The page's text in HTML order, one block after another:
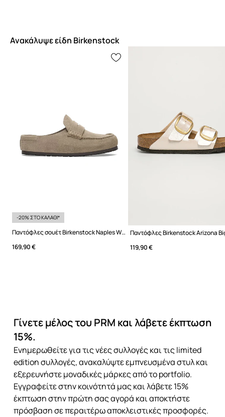
Ανακάλυψε είδη Birkenstock
-20% ΣΤΟ ΚΑΛΑΘΙ*
Παντόφλες σουέτ Birkenstock Naples Wrapped LEVE
169,90 €
119,90 €
Γίνετε μέλος του PRM και λάβετε έκπτωση
15%.
Ενημερωθείτε για τις νέες συλλογές και τις limited
edition συλλογές, ανακαλύψτε εμπνευσμένα στυλ και
εξερευνήστε μοναδικές μάρκες από το portfolio.
Εγγραφείτε στην κοινότητά μας και λάβετε 15%
έκπτωση στην πρώτη σας αγορά και αποκτήστε
πρόσβαση σε περαιτέρω αποκλειστικές προσφορές.